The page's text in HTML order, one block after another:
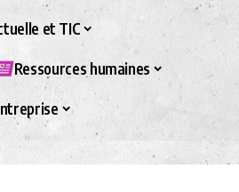
et TIC
Ressources humaines